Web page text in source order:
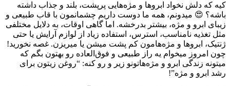
کیه که دلش نخواد ابروها و مژه‌هایی پرپشت، بلند و جذاب داشته
باشه؟ 😍 میدونم، همه ما دوست داریم چشمانمون با قاب طبیعی و
زیبای ابرو و مژه، بیشتر بدرخشه. اما گاهی اوقات، به دلایل مختلفی
مثل تغذیه نامناسب، استرس، استفاده زیاد از لوازم آرایش یا حتی
ژنتیک، ابروها و مژه‌هامون کم پشت میشن یا میریزن. غصه نخورید!
چون امروز میخوام یه راز طبیعی و فوق‌العاده رو بهتون بگم که
میتونه زندگی ابرو و مژه‌هاتونو زیر و رو کنه: “روغن زیتون برای
رشد ابرو و مژه”!